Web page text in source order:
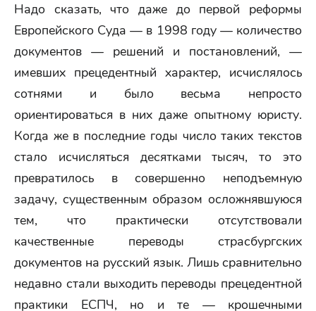
Надо сказать, что даже до первой реформы
Европейского Суда — в 1998 году — количество
документов — решений и постановлений, —
имевших прецедентный характер, исчислялось
сотнями и было весьма непросто
ориентироваться в них даже опытному юристу.
Когда же в последние годы число таких текстов
стало исчисляться десятками тысяч, то это
превратилось в совершенно неподъемную
задачу, существенным образом осложнявшуюся
тем, что практически отсутствовали
качественные переводы страсбургских
документов на русский язык. Лишь сравнительно
недавно стали выходить переводы прецедентной
практики ЕСПЧ, но и те — крошечными